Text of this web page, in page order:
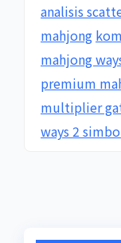
analisis
mahjong
mahjong
premium
multiplier
ways 2